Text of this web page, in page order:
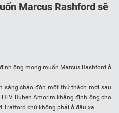
Marcus Rashford sẽ
ông mong muốn Marcus Rashford ở
sàng chào đón một thử thách mới sau
Ruben Amorim khẳng định ông cho
Trafford chứ không phải ở đâu xa.